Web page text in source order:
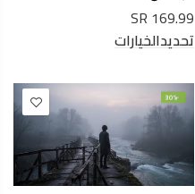
169.99 SR
تحديدالخيارات
-30%